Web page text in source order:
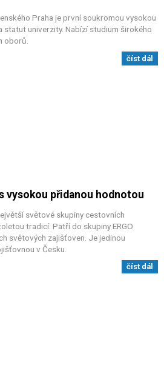
Praha je první soukromou vysokou
statut univerzity. Nabízí studium širokého
oborů.
číst dál
vysokou přidanou hodnotou
světové skupiny cestovních
tradicí. Patří do skupiny ERGO
světových zajišťoven. Je jedinou
v Česku.
číst dál